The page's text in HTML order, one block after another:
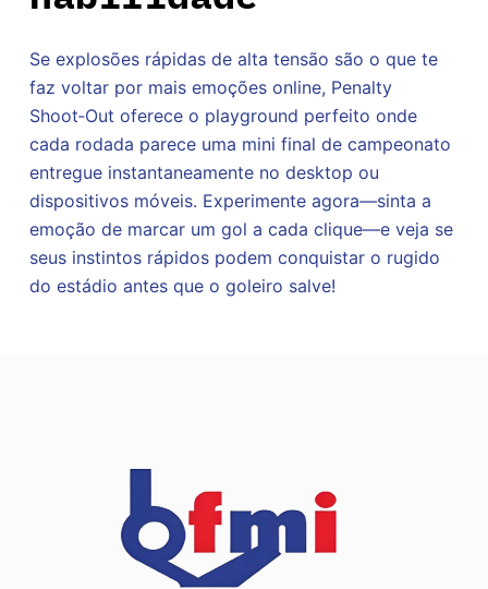
Se explosões rápidas de alta tensão são o que te
faz voltar por mais emoções online, Penalty
Shoot‑Out oferece o playground perfeito onde
cada rodada parece uma mini final de campeonato
entregue instantaneamente no desktop ou
dispositivos móveis. Experimente agora—sinta a
emoção de marcar um gol a cada clique—e veja se
seus instintos rápidos podem conquistar o rugido
do estádio antes que o goleiro salve!